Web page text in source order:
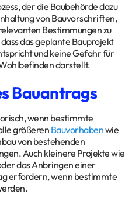
der die Baubehörde dazu
von Bauvorschriften,
Bestimmungen zu
das geplante Bauprojekt
und keine Gefahr für
darstellt.
Bauantrags
wenn bestimmte
größeren Bauvorhabenwie
von bestehenden
Auch kleinere Projekte wie
das Anbringen einer
erfordern, wenn bestimmte